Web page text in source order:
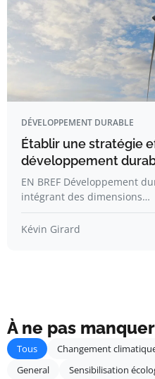
DÉVELOPPEMENT DURABLE
Établir une stratégie
développement
EN BREF Développement
intégrant des dimensions…
Kévin Girard
À ne pas manquer
Tous Changement
General
Sensibilisation